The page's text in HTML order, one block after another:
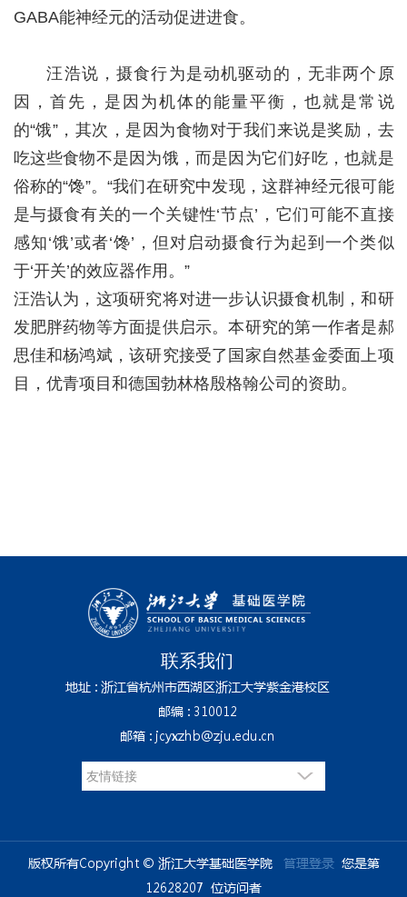
GABA能神经元的活动促进进食。
汪浩说，摄食行为是动机驱动的，无非两个原
因，首先，是因为机体的能量平衡，也就是常说
的“饿”，其次，是因为食物对于我们来说是奖励，去
吃这些食物不是因为饿，而是因为它们好吃，也就是
俗称的“馋”。“我们在研究中发现，这群神经元很可能
是与摄食有关的一个关键性‘节点’，它们可能不直接
感知‘饿’或者‘馋’，但对启动摄食行为起到一个类似
于‘开关’的效应器作用。”
汪浩认为，这项研究将对进一步认识摄食机制，和研
发肥胖药物等方面提供启示。本研究的第一作者是郝
思佳和杨鸿斌，该研究接受了国家自然基金委面上项
目，优青项目和德国勃林格殷格翰公司的资助。
联系我们
地址 : 浙江省杭州市西湖区浙江大学紫金港校区
邮编 : 310012
邮箱 : jcyxzhb@zju.edu.cn
版权所有Copyright © 浙江大学基础医学院 管理登录您是第
12628207 位访问者